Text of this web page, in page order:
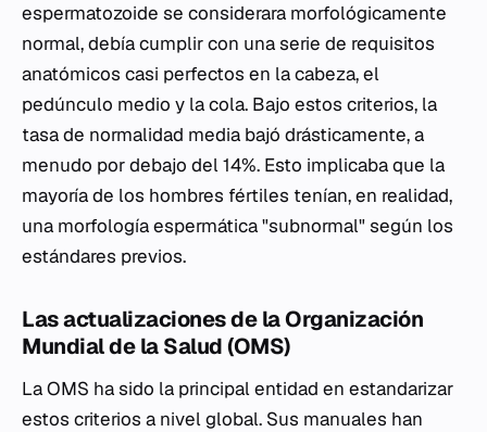
espermatozoide se considerara morfológicamente
normal, debía cumplir con una serie de requisitos
anatómicos casi perfectos en la cabeza, el
pedúnculo medio y la cola. Bajo estos criterios, la
tasa de normalidad media bajó drásticamente, a
menudo por debajo del 14%. Esto implicaba que la
mayoría de los hombres fértiles tenían, en realidad,
una morfología espermática "subnormal" según los
estándares previos.
Las actualizaciones de la Organización
Mundial de la Salud (OMS)
La OMS ha sido la principal entidad en estandarizar
estos criterios a nivel global. Sus manuales han